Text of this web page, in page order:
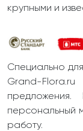
крупными и
Специально
Grand-
персональный
работу.